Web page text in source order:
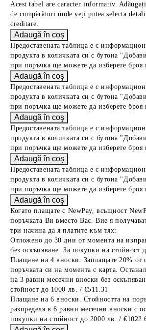
Acest tabel are caracter informativ.
de cumpărături unde veți putea selecta
creditare.
Предоставената таблица е с
продукта в количката си с бутона
при поръчка ще можете да изберете броя
Предоставената таблица е с
продукта в количката си с бутона
при поръчка ще можете да изберете броя
Предоставената таблица е с
продукта в количката си с бутона
при поръчка ще можете да изберете броя
Предоставената таблица е с
продукта в количката си с бутона
при поръчка ще можете да изберете броя
Когато плащате с NewPay, всъщност
поръчката Ви вместо Вас. Вие я
три начина да я платите към тях:
Отложено до 30 дни от момента на
без оскъпяване. За покупки на стойност
Плащане на 4 вноски. Заплащате 20% от
поръчката си на момента с карта.
на 3 равни месечни вноски без
стойност до 1000 лв. / €511.31
Плащане на 6 вноски. Стойността на
разпределя в 6 равни месечни вноски с
покупки на стойност до 2000 лв. /